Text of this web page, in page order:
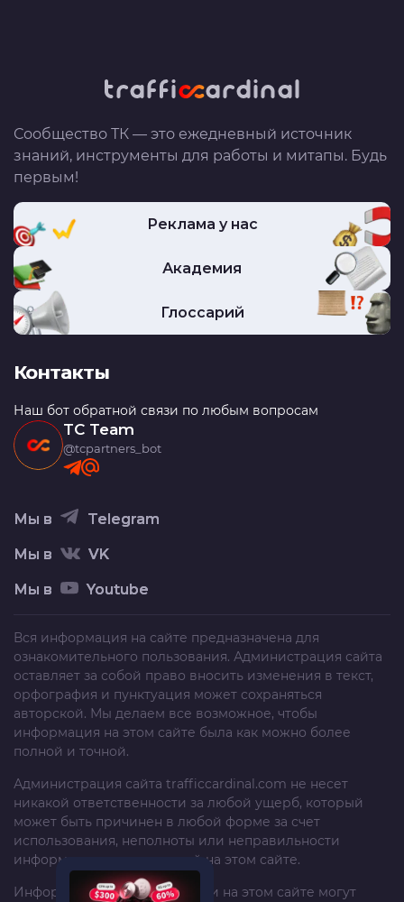
Сообщество ТК — это ежедневный источник
знаний, инструменты для работы и митапы. Будь
первым!
Реклама у нас
Академия
Глоссарий
Контакты
Наш бот обратной связи по любым вопросам
TC Team
@tcpartners_bot
Мы в Telegram
Мы в VK
Мы в Youtube
Вся информация на сайте предназначена для
ознакомительного пользования. Администрация сайта
оставляет за собой право вносить изменения в текст,
орфография и пунктуация может сохраняться
авторской. Мы делаем все возможное, чтобы
информация на этом сайте была как можно более
полной и точной.
Администрация сайта trafficcardinal.com не несет
никакой ответственности за любой ущерб, который
может быть причинен в любой форме за счет
использования, неполноты или неправильности
информации, размещенной на этом сайте.
Информация и рекомендации на этом сайте могут